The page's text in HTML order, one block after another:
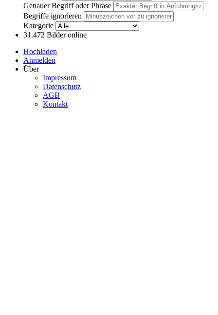
Genauer Begriff oder Phrase
Begriffe ignorieren
Kategorie
31.472 Bilder online
Hochladen
Anmelden
Über
Impressum
Datenschutz
AGB
Kontakt